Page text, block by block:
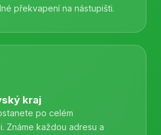
překvapení na nástupišti.
kraj
po celém
Známe každou adresu a